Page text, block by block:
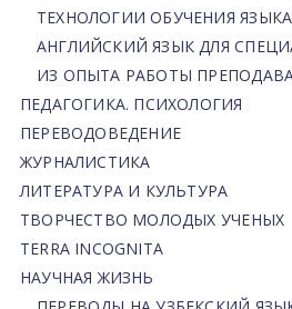
ТЕХНОЛОГИИ ОБУЧЕНИЯ
АНГЛИЙСКИЙ ЯЗЫК ДЛЯ
ИЗ ОПЫТА РАБОТЫ
ПЕДАГОГИКА. ПСИХОЛОГИЯ
ПЕРЕВОДОВЕДЕНИЕ
ЖУРНАЛИСТИКА
ЛИТЕРАТУРА И КУЛЬТУРА
ТВОРЧЕСТВО МОЛОДЫХ УЧЕНЫХ
TERRA INCOGNITA
НАУЧНАЯ ЖИЗНЬ